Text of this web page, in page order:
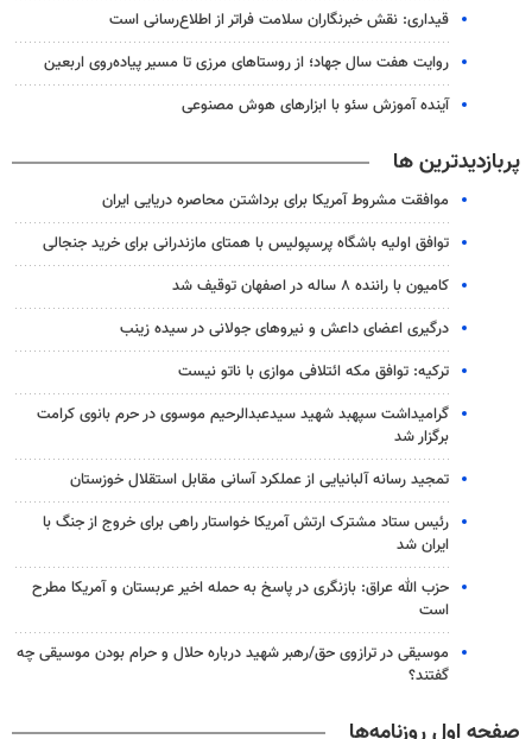
قیداری: نقش خبرنگاران سلامت فراتر از اطلاع‌رسانی است
روایت هفت سال جهاد؛ از روستاهای مرزی تا مسیر پیاده‌روی اربعین
آینده آموزش سئو با ابزارهای هوش مصنوعی
پربازدیدترین ها
موافقت مشروط آمریکا برای برداشتن محاصره دریایی ایران
توافق اولیه باشگاه پرسپولیس با همتای مازندرانی برای خرید جنجالی
کامیون با راننده ۸ ساله در اصفهان توقیف شد
درگیری اعضای داعش و نیروهای جولانی در سیده زینب
ترکیه: توافق مکه ائتلافی موازی با ناتو نیست
گرامیداشت سپهبد شهید سیدعبدالرحیم موسوی در حرم بانوی کرامت
برگزار شد
تمجید رسانه آلبانیایی از عملکرد آسانی مقابل استقلال خوزستان
رئیس ستاد مشترک ارتش آمریکا خواستار راهی برای خروج از جنگ با
ایران شد
حزب الله عراق: بازنگری در پاسخ به حمله اخیر عربستان و آمریکا مطرح
است
موسیقی در ترازوی حق/رهبر شهید درباره حلال و حرام بودن موسیقی چه
گفتند؟
صفحه اول روزنامه‌ها